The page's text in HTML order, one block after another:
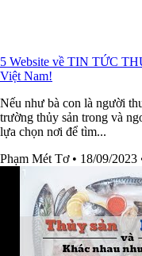
5 Website về TIN TỨC
Việt Nam!
Nếu như bà con là người
trường thủy sản trong và
lựa chọn nơi để tìm...
Phạm Mét Tơ • 18/09/2023